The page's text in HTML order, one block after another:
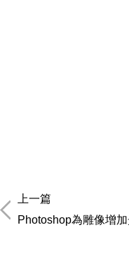
上一篇
Photoshop為雕像增